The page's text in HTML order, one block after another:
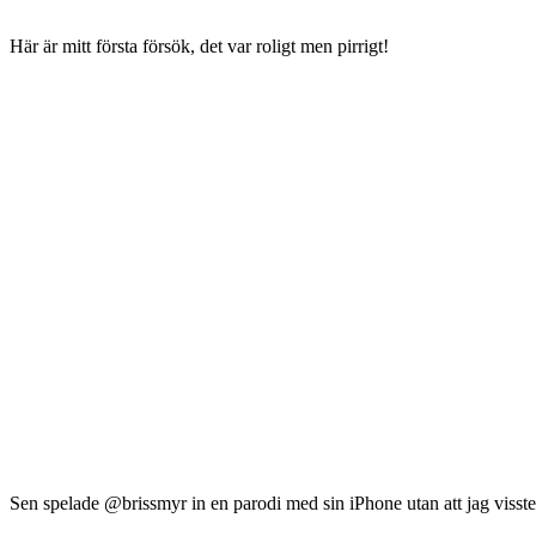
Här är mitt första försök, det var roligt men pirrigt!
Sen spelade @brissmyr in en parodi med sin iPhone utan att jag